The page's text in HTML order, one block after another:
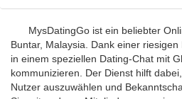
MysDatingGo ist ein beliebter
Buntar, Malaysia. Dank einer
in einem speziellen Dating-Chat mit
kommunizieren. Der Dienst hilft
Nutzer auszuwählen und